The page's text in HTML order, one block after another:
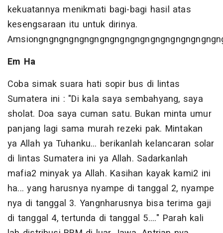
kekuatannya menikmati bagi-bagi hasil atas
kesengsaraan itu untuk dirinya.
Em Ha
Coba simak suara hati sopir bus di lintas
Sumatera ini : "Di kala saya sembahyang, saya
sholat. Doa saya cuman satu. Bukan minta umur
panjang lagi sama murah rezeki pak. Mintakan
ya Allah ya Tuhanku... berikanlah kelancaran solar
di lintas Sumatera ini ya Allah. Sadarkanlah
mafia2 minyak ya Allah. Kasihan kayak kami2 ini
ha... yang harusnya nyampe di tanggal 2, nyampe
nya di tanggal 3. Yangnharusnya bisa terima gaji
di tanggal 4, tertunda di tanggal 5...." Parah kali